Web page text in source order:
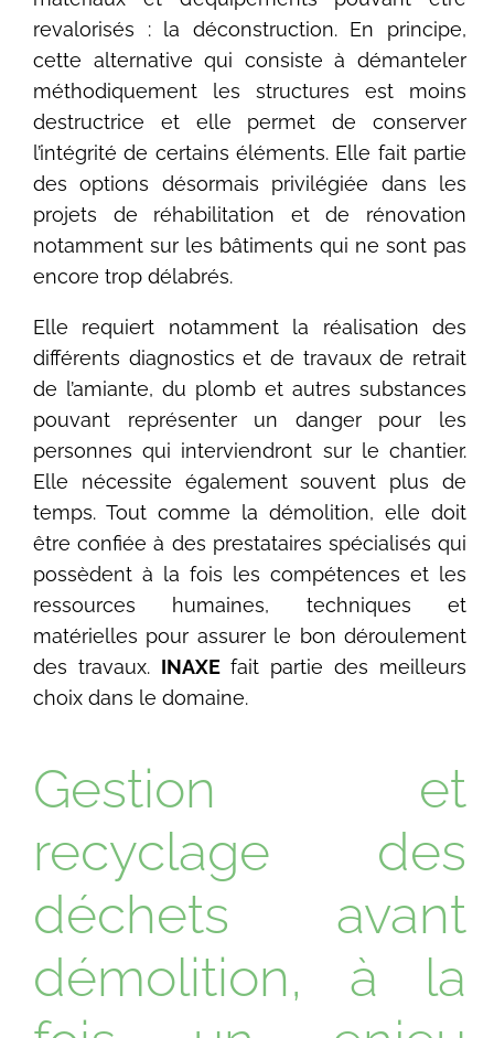
revalorisés : la déconstruction. En principe,
cette alternative qui consiste à démanteler
méthodiquement les structures est moins
destructrice et elle permet de conserver
l’intégrité de certains éléments. Elle fait partie
des options désormais privilégiée dans les
projets de réhabilitation et de rénovation
notamment sur les bâtiments qui ne sont pas
encore trop délabrés.
Elle requiert notamment la réalisation des
différents diagnostics et de travaux de retrait
de l’amiante, du plomb et autres substances
pouvant représenter un danger pour les
personnes qui interviendront sur le chantier.
Elle nécessite également souvent plus de
temps. Tout comme la démolition, elle doit
être confiée à des prestataires spécialisés qui
possèdent à la fois les compétences et les
ressources humaines, techniques et
matérielles pour assurer le bon déroulement
des travaux. INAXEfait partie des meilleurs
choix dans le domaine.
Gestion et
recyclage des
déchets avant
démolition, à la